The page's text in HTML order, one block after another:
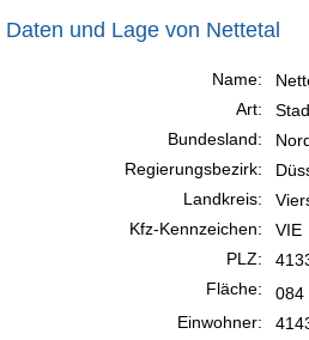
Daten und Lage von Nettetal
Name:
Art:
Bundesland:
Regierungsbezirk:
Landkreis:
Kfz-Kennzeichen:
VIE
PLZ:
Fläche:
084
Einwohner: